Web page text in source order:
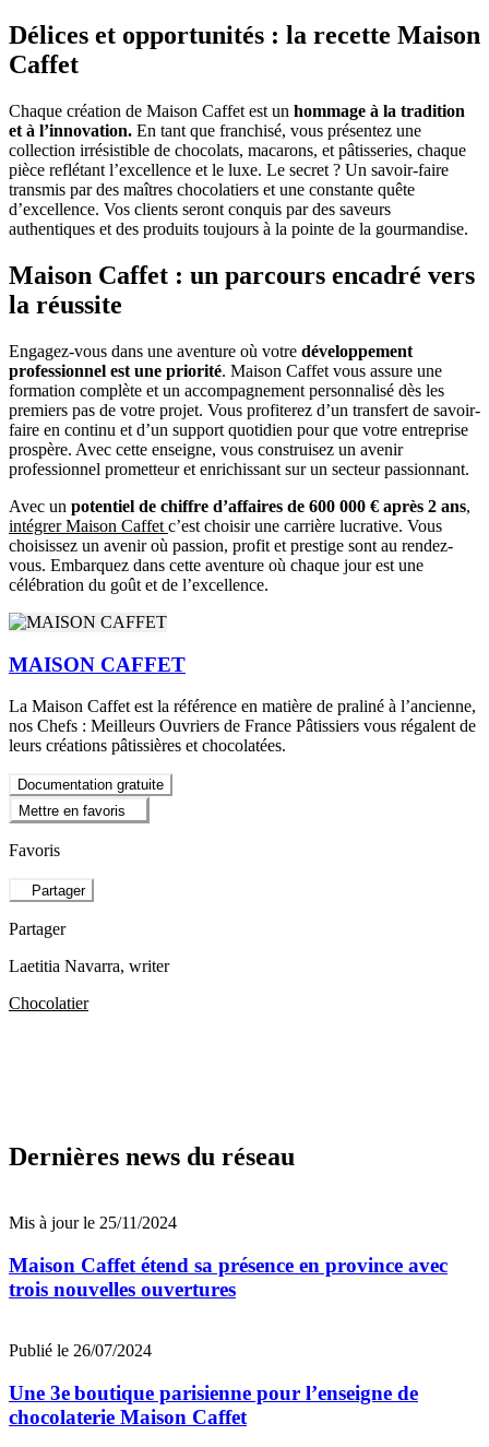
Délices et opportunités : la recette Maison
Caffet
Chaque création de Maison Caffet est un hommage à la tradition
et à l’innovation. En tant que franchisé, vous présentez une
collection irrésistible de chocolats, macarons, et pâtisseries, chaque
pièce reflétant l’excellence et le luxe. Le secret ? Un savoir-faire
transmis par des maîtres chocolatiers et une constante quête
d’excellence. Vos clients seront conquis par des saveurs
authentiques et des produits toujours à la pointe de la gourmandise.
Maison Caffet : un parcours encadré vers
la réussite
Engagez-vous dans une aventure où votre développement
professionnel est une priorité. Maison Caffet vous assure une
formation complète et un accompagnement personnalisé dès les
premiers pas de votre projet. Vous profiterez d’un transfert de savoir-
faire en continu et d’un support quotidien pour que votre entreprise
prospère. Avec cette enseigne, vous construisez un avenir
professionnel prometteur et enrichissant sur un secteur passionnant.
Avec un potentiel de chiffre d’affaires de 600 000 € après 2 ans,
intégrer Maison Caffet c’est choisir une carrière lucrative. Vous
choisissez un avenir où passion, profit et prestige sont au rendez-
vous. Embarquez dans cette aventure où chaque jour est une
célébration du goût et de l’excellence.
MAISON CAFFET
La Maison Caffet est la référence en matière de praliné à l’ancienne,
nos Chefs : Meilleurs Ouvriers de France Pâtissiers vous régalent de
leurs créations pâtissières et chocolatées.
Documentation gratuite
Mettre en favoris
Favoris
Partager
Partager
Laetitia Navarra, writer
Chocolatier
Dernières news du réseau
Mis à jour le 25/11/2024
Maison Caffet étend sa présence en province avec
trois nouvelles ouvertures
Publié le 26/07/2024
Une 3e boutique parisienne pour l’enseigne de
chocolaterie Maison Caffet